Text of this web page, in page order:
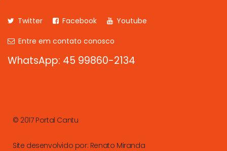
Twitter Facebook
Youtube
Entre em contato conosco
WhatsApp: 45 99860-2134
© 2017 Portal Cantu
Site desenvolvido por: Renato Miranda